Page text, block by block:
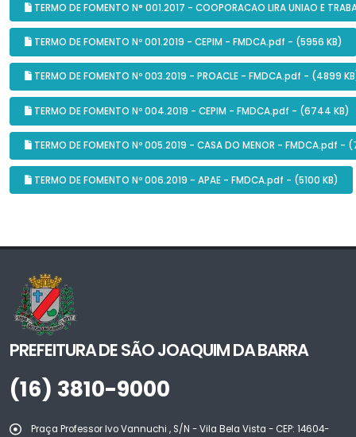
TERMO DE FOMENTO N° 001.2017 - COOPORACAO LIRA UNIAO E
TERMO DE FOMENTO Nº 001.2019 - CEPIM - FMDCA.pdf - (5956 KB)
TERMO DE FOMENTO Nº 003.2019 - PROACLE - FMDCA.pdf - (4899
TERMO DE FOMENTO Nº 004.2019 - CEPIM - FMDCA.pdf - (6744 KB)
TERMO DE FOMENTO Nº 005.2019 - CASA DO MENOR - FMDCA.pdf -
TERMO DE FOMENTO Nº 006.2019 - APAE - FMDCA.pdf - (5100 KB)
PREFEITURA DE SÃO JOAQUIM DA BARRA
(16) 3810-9000
Praça Professor Ivo Vannuchi , S/N - Vila Bela Vista - CEP: 14604-